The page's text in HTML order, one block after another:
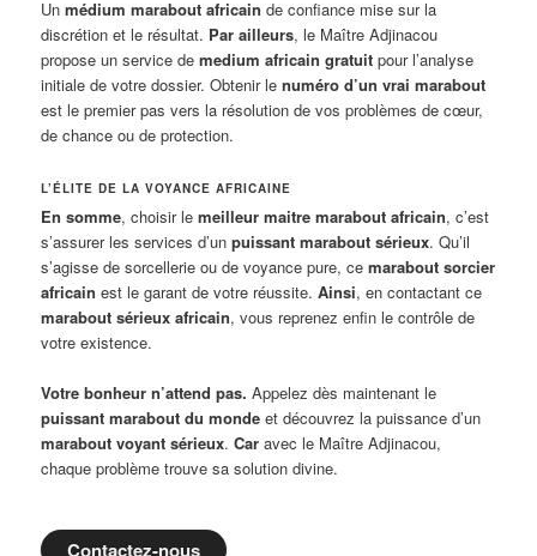
Unmédium marabout africain de confiance mise sur la
discrétion et le résultat. Par ailleurs, le Maître Adjinacou
propose un service demedium africain gratuit pour l’analyse
initiale de votre dossier. Obtenir lenuméro d’un vrai marabout
est le premier pas vers la résolution de vos problèmes de cœur,
de chance ou de protection.
L’ÉLITE DE LA VOYANCE AFRICAINE
En somme, choisir lemeilleur maitre marabout africain, c’est
s’assurer les services d’unpuissant marabout sérieux. Qu’il
s’agisse de sorcellerie ou de voyance pure, cemarabout sorcier
africain est le garant de votre réussite.Ainsi, en contactant ce
marabout sérieux africain, vous reprenez enfin le contrôle de
votre existence.
Votre bonheur n’attend pas. Appelez dès maintenant le
puissant marabout du monde et découvrez la puissance d’un
marabout voyant sérieux.Car avec le Maître Adjinacou,
chaque problème trouve sa solution divine.
Contactez-nous